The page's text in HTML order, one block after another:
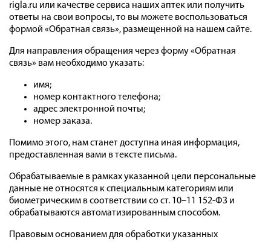
rigla.ru или качестве сервиса наших аптек или получить
ответы на свои вопросы, то вы можете воспользоваться
формой «Обратная связь», размещенной на нашем сайте.
Для направления обращения через форму «Обратная
связь» вам необходимо указать:
имя;
номер контактного телефона;
адрес электронной почты;
номер заказа.
Помимо этого, нам станет доступна иная информация,
предоставленная вами в тексте письма.
Обрабатываемые в рамках указанной цели персональные
данные не относятся к специальным категориям или
биометрическим в соответствии со ст. 10–11 152-ФЗ и
обрабатываются автоматизированным способом.
Правовым основанием для обработки указанных